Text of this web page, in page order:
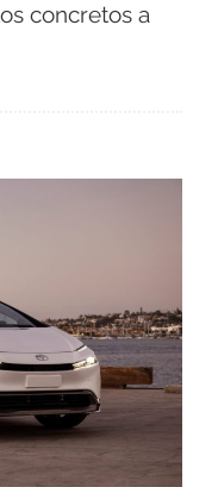
concretos a